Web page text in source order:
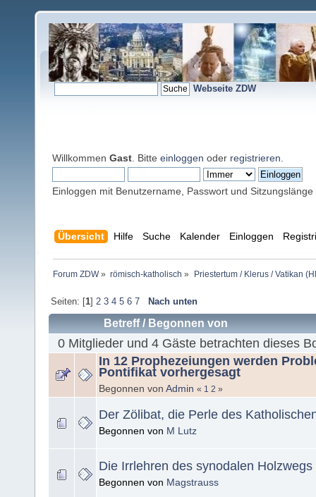
Webseite ZDW
Willkommen Gast . Bitte einloggen oder registrieren
Einloggen mit Benutzername, Passwort und Sitzungslänge
Übersicht Hilfe Suche Kalender Einloggen
Forum ZDW» römisch-katholisch » Priestertum / Klerus / Vatikan
Seiten: [1] 2 3 4 5 6 7 Nach unten
Betreff/ Begonnen von
0 Mitglieder und 4 Gäste betrachten dieses
In 12 Prophezeiungen werden
Pontifikat vorhergesagt
Begonnen von Admin « 1 2 »
Der Zölibat, die Perle des
Begonnen von M Lutz
Die Irrlehren des synodalen Holzwegs
Begonnen von Magstrauss